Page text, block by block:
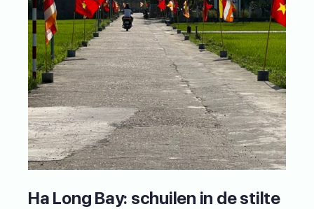
Ha Long Bay: schuilen in de stilte